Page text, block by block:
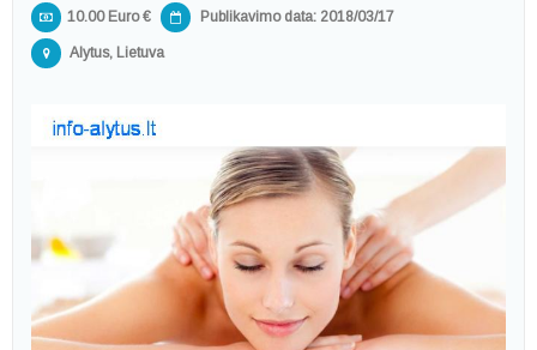
10.00 Euro € Publikavimo data: 2018/03/17
Alytus, Lietuva